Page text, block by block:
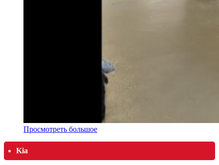
Просмотреть большое
Kia